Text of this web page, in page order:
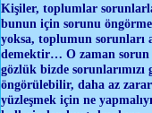
Kişiler, toplumlar
bunun için sorunu
yoksa, toplumun sorunları
demektir… O zaman sorun
gözlük bizde
öngörülebilir, daha az
yüzleşmek için ne